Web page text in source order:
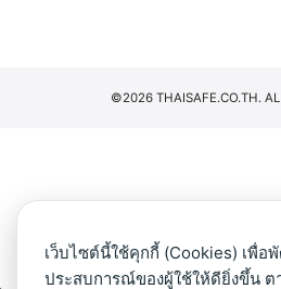
©2026 THAISAFE.CO.TH.
เว็บไซต์นี้ใช้คุกกี้ (Cookies) เพื่อ
ประสบการณ์ของผู้ใช้ให้ดียิ่งขึ้น ต